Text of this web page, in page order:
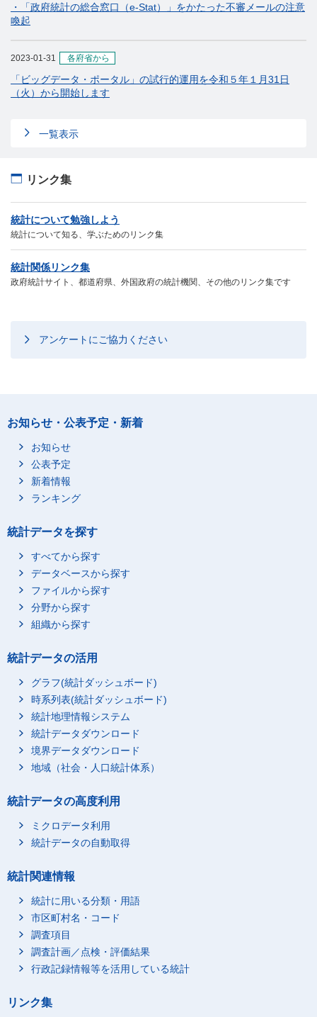
・「政府統計の総合窓口（e-Stat）」をかたった不審メールの注意
喚起
2023-01-31 各府省から
「ビッグデータ・ポータル」の試行的運用を令和５年１月31日
（火）から開始します
一覧表示
リンク集
統計について勉強しよう
統計について知る、学ぶためのリンク集
統計関係リンク集
政府統計サイト、都道府県、外国政府の統計機関、その他のリンク集です
アンケートにご協力ください
お知らせ・公表予定・新着
お知らせ
公表予定
新着情報
ランキング
統計データを探す
すべてから探す
データベースから探す
ファイルから探す
分野から探す
組織から探す
統計データの活用
グラフ(統計ダッシュボード)
時系列表(統計ダッシュボード)
統計地理情報システム
統計データダウンロード
境界データダウンロード
地域（社会・人口統計体系）
統計データの高度利用
ミクロデータ利用
統計データの自動取得
統計関連情報
統計に用いる分類・用語
市区町村名・コード
調査項目
調査計画／点検・評価結果
行政記録情報等を活用している統計
リンク集